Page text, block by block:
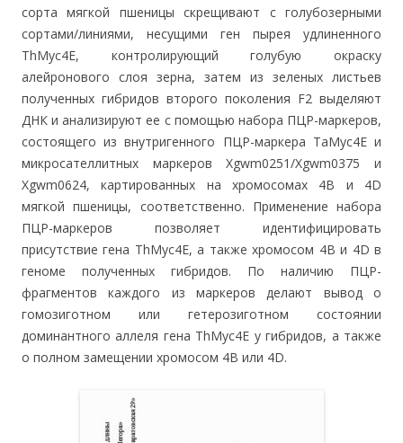
сорта мягкой пшеницы скрещивают с голубозерными
сортами/линиями, несущими ген пырея удлиненного
ThMyc4E, контролирующий голубую окраску
алейронового слоя зерна, затем из зеленых листьев
полученных гибридов второго поколения F2 выделяют
ДНК и анализируют ее с помощью набора ПЦР-маркеров,
состоящего из внутригенного ПЦР-маркера ТаМус4Е и
микросателлитных маркеров Xgwm0251/Xgwm0375 и
Xgwm0624, картированных на хромосомах 4В и 4D
мягкой пшеницы, соответственно. Применение набора
ПЦР-маркеров позволяет идентифицировать
присутствие гена ThMyc4E, а также хромосом 4В и 4D в
геноме полученных гибридов. По наличию ПЦР-
фрагментов каждого из маркеров делают вывод о
гомозиготном или гетерозиготном состоянии
доминантного аллеля гена ThMyc4E у гибридов, а также
о полном замещении хромосом 4В или 4D.